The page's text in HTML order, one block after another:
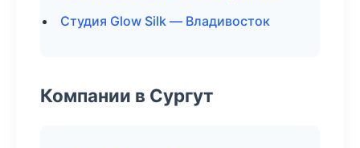
Студия Glow Silk — Владивосток
Компании в Сургут